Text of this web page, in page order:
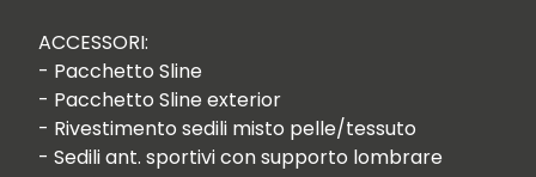
ACCESSORI:
- Pacchetto Sline
- Pacchetto Sline exterior
- Rivestimento sedili misto pelle/tessuto
- Sedili ant. sportivi con supporto lombrare